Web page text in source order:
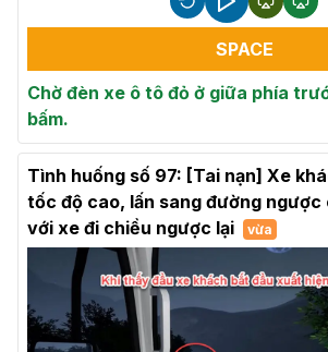
SPACE
Chờ đèn xe ô tô đỏ ở giữa phía
bấm.
Tình huống số 97: [Tai nạn] Xe
tốc độ cao, lấn sang đường ngược
với xe đi chiều ngược lại
vừa